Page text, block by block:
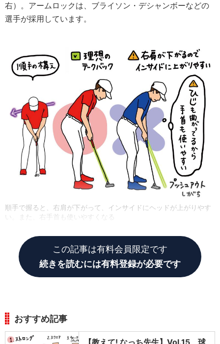
右）。アームロックは、ブライソン・デシャンボーなどの
選手が採用しています。
順手で握ると、右肩が下がって、インサイドにヘッドが上がりやす
い。また、右手首も使いやすくなる
この記事は有料会員限定です
続きを読むには有料登録が必要です
おすすめ記事
【教えて! なっち先生】Vol.15 球